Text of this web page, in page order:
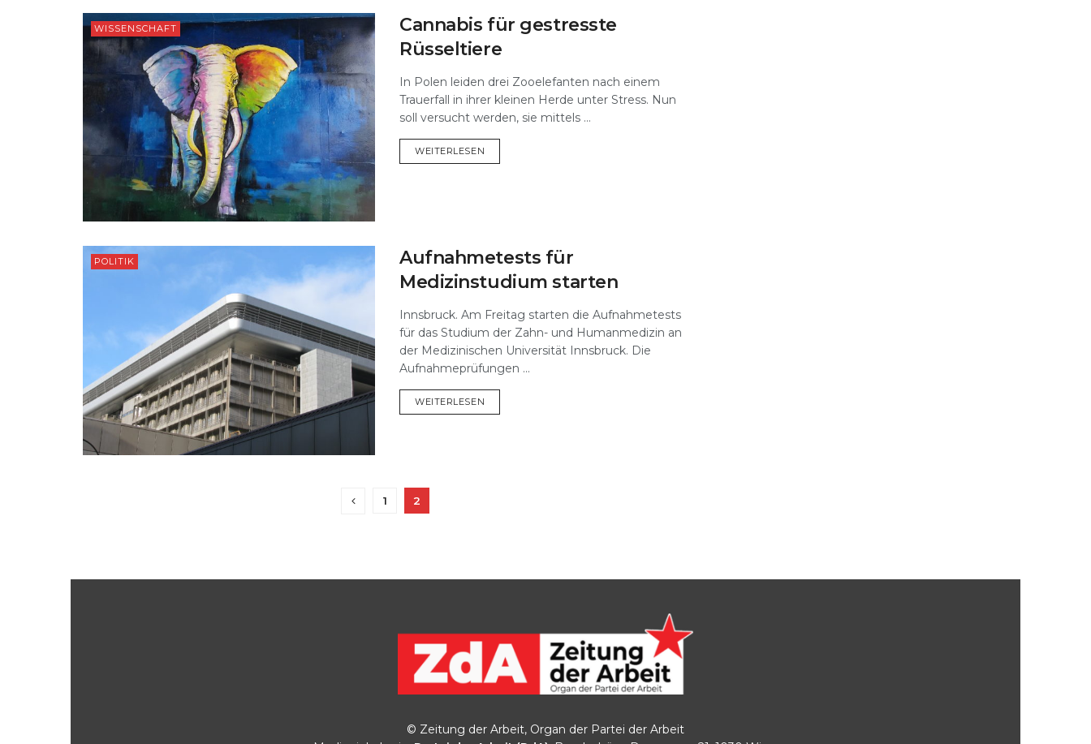
WISSENSCHAFT
Cannabis für gestresste
Rüsseltiere
In Polen leiden drei Zooelefanten nach einem
Trauerfall in ihrer kleinen Herde unter Stress. Nun
soll versucht werden, sie mittels ...
WEITERLESEN
POLITIK
Aufnahmetests für
Medizinstudium starten
Innsbruck. Am Freitag starten die Aufnahmetests
für das Studium der Zahn- und Humanmedizin an
der Medizinischen Universität Innsbruck. Die
Aufnahmeprüfungen ...
WEITERLESEN
1 2
© Zeitung der Arbeit, Organ der Partei der Arbeit